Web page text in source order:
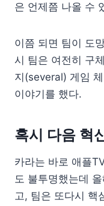
은 언제쯤 나올 수
이쯤 되면 팀이 도
시 팀은 여전히 구
지(several) 게임
이야기를 했다.
혹시 다음 혁
카라는 바로 애플
도 불투명했는데
고, 팀은 또다시 핵